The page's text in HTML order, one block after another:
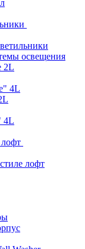
освещения
2L
4L
4L
лофт